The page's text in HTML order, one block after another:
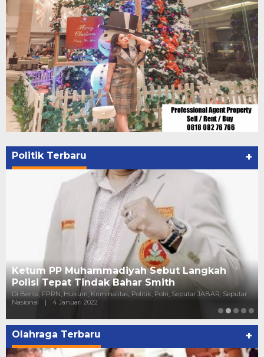
Politik Terbaru +
Ketum PP Muhammadiyah Sebut Langkah
Polisi Tepat Tindak Bahar Smith
Di Berita, FPRN, Hukum, Kriminalitas, Politik, Polri, Seputar JABAR, Seputar
Nasional
| 4 Januari 2022
Olahraga Terbaru +